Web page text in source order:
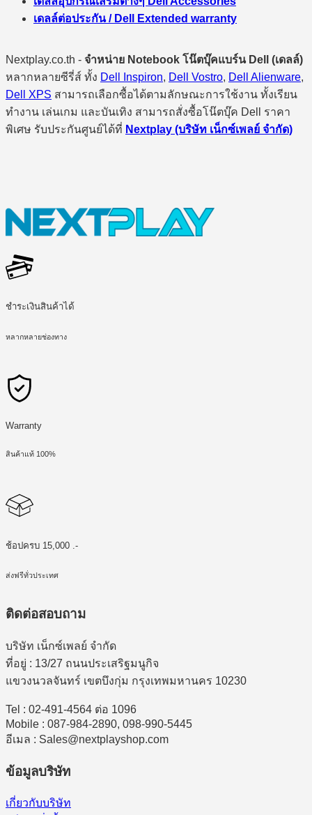
เดลล์ต่อประกัน / Dell Extended warranty
Nextplay.co.th - จำหน่าย Notebook โน๊ตบุ๊คแบร์น Dell (เดลล์)
หลากหลายซีรี่ส์ ทั้ง Dell Inspiron, Dell Vostro, Dell Alienware,
Dell XPS สามารถเลือกซื้อได้ตามลักษณะการใช้งาน ทั้งเรียน
ทำงาน เล่นเกม และบันเทิง สามารถสั่งซื้อโน๊ตบุ๊ค Dell ราคา
พิเศษ รับประกันศูนย์ได้ที่ Nextplay (บริษัท เน็กซ์เพลย์ จำกัด)
ชำระเงินสินค้าได้
หลากหลายช่องทาง
Warranty
สินค้าแท้ 100%
ช้อปครบ 15,000 .-
ส่งฟรีทั่วประเทศ
ติดต่อสอบถาม
บริษัท เน็กซ์เพลย์ จำกัด
ที่อยู่ : 13/27 ถนนประเสริฐมนูกิจ
แขวงนวลจันทร์ เขตบึงกุ่ม กรุงเทพมหานคร 10230
Tel : 02-491-4564 ต่อ 1096
Mobile : 087-984-2890, 098-990-5445
อีเมล : Sales@nextplayshop.com
ข้อมูลบริษัท
เกี่ยวกับบริษัท